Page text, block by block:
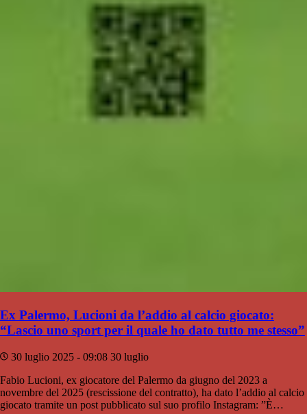
Ex Palermo, Lucioni da l’addio al calcio giocato:
“Lascio uno sport per il quale ho dato tutto me stesso”
30 luglio 2025 - 09:08 30 luglio
Fabio Lucioni, ex giocatore del Palermo da giugno del 2023 a
novembre del 2025 (rescissione del contratto), ha dato l’addio al calcio
giocato tramite un post pubblicato sul suo profilo Instagram: ”È…